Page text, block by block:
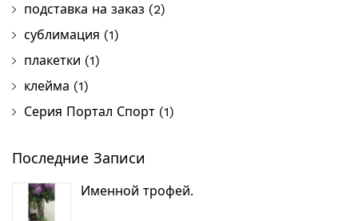
подставка на заказ (2)
сублимация (1)
плакетки (1)
клейма (1)
Серия Портал Спорт (1)
Последние Записи
Именной трофей.